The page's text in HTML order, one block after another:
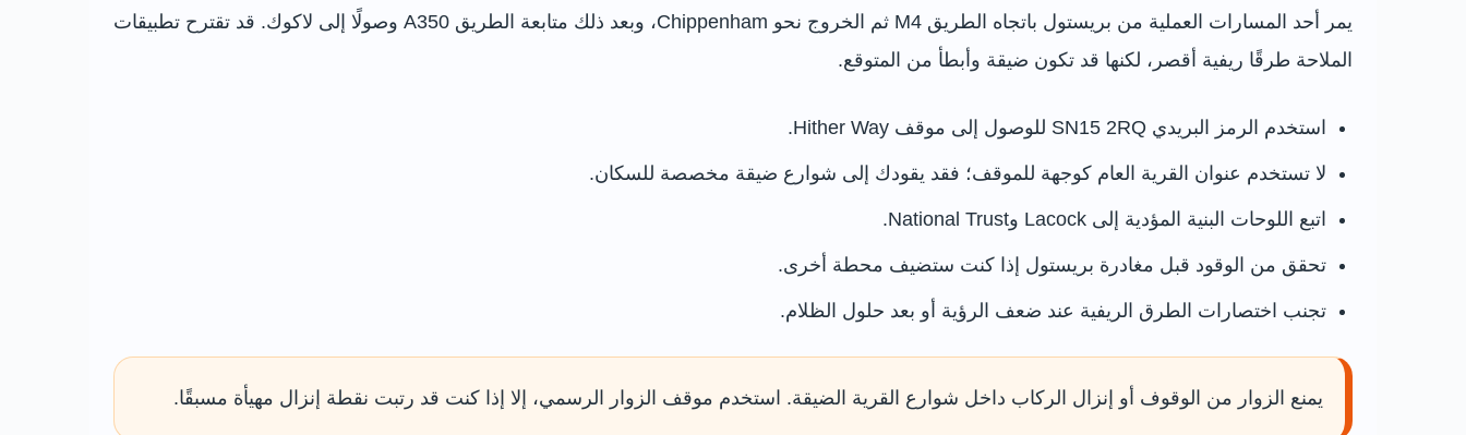
يمر أحد المسارات العملية من بريستول باتجاه الطريق M4 ثم الخروج نحو Chippenham، وبعد ذلك متابعة الطريق A350 وصولًا إلى لاكوك. قد تقترح تطبيقات
الملاحة طرقًا ريفية أقصر، لكنها قد تكون ضيقة وأبطأ من المتوقع.
استخدم الرمز البريدي SN15 2RQ للوصول إلى موقف Hither Way.
لا تستخدم عنوان القرية العام كوجهة للموقف؛ فقد يقودك إلى شوارع ضيقة مخصصة للسكان.
اتبع اللوحات البنية المؤدية إلى Lacock وNational Trust.
تحقق من الوقود قبل مغادرة بريستول إذا كنت ستضيف محطة أخرى.
تجنب اختصارات الطرق الريفية عند ضعف الرؤية أو بعد حلول الظلام.
يمنع الزوار من الوقوف أو إنزال الركاب داخل شوارع القرية الضيقة. استخدم موقف الزوار الرسمي، إلا إذا كنت قد رتبت نقطة إنزال مهيأة مسبقًا.